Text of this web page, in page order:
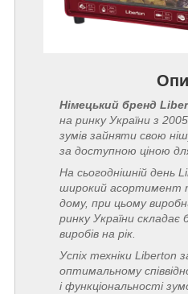
Німецький бренд
на ринку України з
зумів зайняти свою
за доступною ціною
На сьогоднішній день
широкий асортимент
дому, при цьому
ринку України складає
виробів на рік.
Успіх техніки Liberton
оптимальному
і функціональності